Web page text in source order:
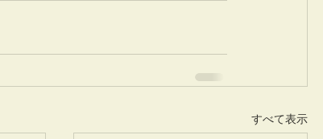
すべて表示